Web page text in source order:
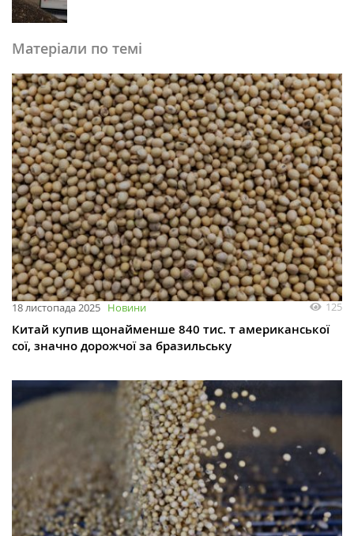
Матеріали по темі
18 листопада 2025 Новини 125
Китай купив щонайменше 840 тис. т американської
сої, значно дорожчої за бразильську